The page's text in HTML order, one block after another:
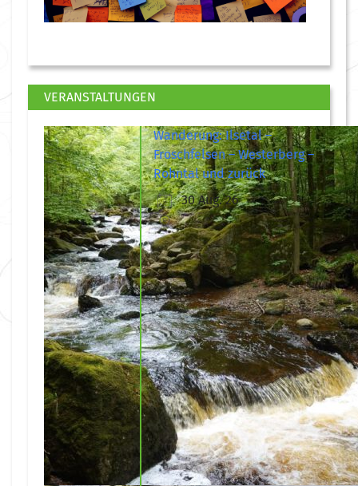
VERANSTALTUNGEN
Wanderung: Ilsetal –
Froschfelsen – Westerberg –
Rohntal und zurück
30 Aug. 26